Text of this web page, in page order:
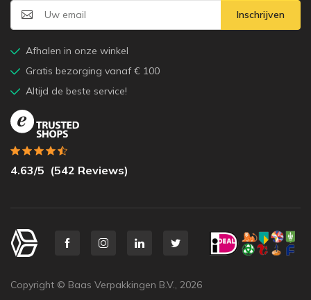
Inschrijven
Afhalen in onze winkel
Gratis bezorging vanaf € 100
Altijd de beste service!
4.63/5 (542 Reviews)
Copyright © Baas Verpakkingen B.V., 2026